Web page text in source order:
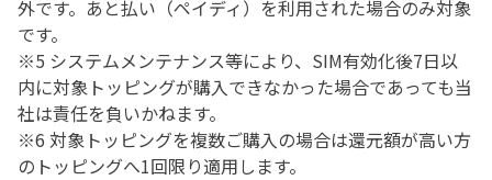
外です。あと払い（ペイディ）を利用された場合のみ対象
です。
※5 システムメンテナンス等により、SIM有効化後7日以
内に対象トッピングが購入できなかった場合であっても当
社は責任を負いかねます。
※6 対象トッピングを複数ご購入の場合は還元額が高い方
のトッピングへ1回限り適用します。